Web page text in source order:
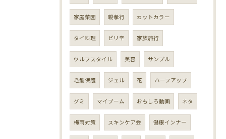
家庭菜園 親孝行 カットカラー
タイ料理 ピリ辛 家族旅行
ウルフスタイル 美容 サンプル
毛髪保護 ジェル 花 ハーフアップ
グミ マイブーム おもしろ動画 ネタ
梅雨対策 スキンケア会 健康インナー